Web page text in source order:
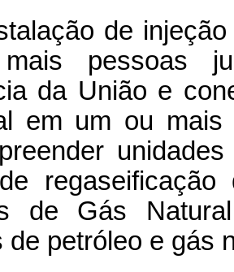
de
pessoas
da União e
em um ou mais
de Gás
de petróleo e gás